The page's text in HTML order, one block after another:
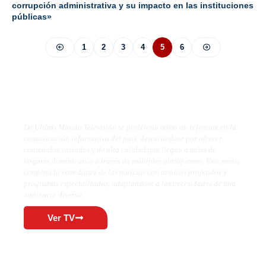
corrupción administrativa y su impacto en las instituciones
públicas»
1 2 3 4 5 6
Ver TV